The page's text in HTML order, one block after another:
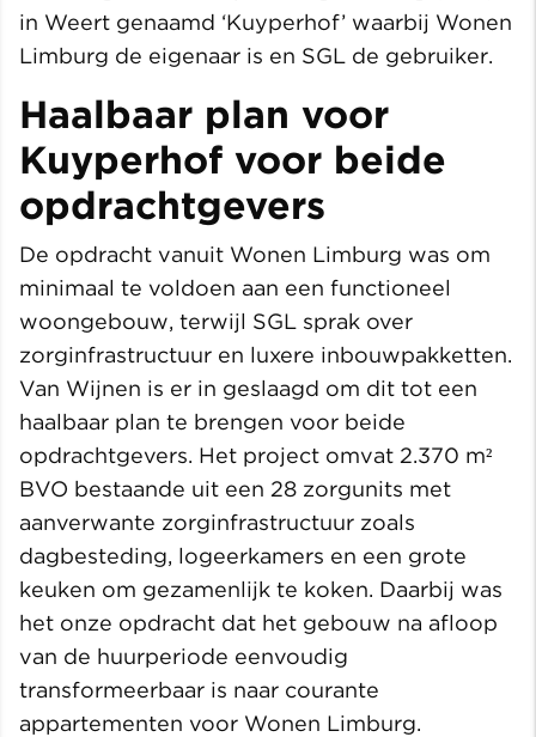
in Weert genaamd ‘Kuyperhof’ waarbij Wonen
Limburg de eigenaar is en SGL de gebruiker.
Haalbaar plan voor
Kuyperhof voor beide
opdrachtgevers
De opdracht vanuit Wonen Limburg was om
minimaal te voldoen aan een functioneel
woongebouw, terwijl SGL sprak over
zorginfrastructuur en luxere inbouwpakketten.
Van Wijnen is er in geslaagd om dit tot een
haalbaar plan te brengen voor beide
opdrachtgevers. Het project omvat 2.370 m²
BVO bestaande uit een 28 zorgunits met
aanverwante zorginfrastructuur zoals
dagbesteding, logeerkamers en een grote
keuken om gezamenlijk te koken. Daarbij was
het onze opdracht dat het gebouw na afloop
van de huurperiode eenvoudig
transformeerbaar is naar courante
appartementen voor Wonen Limburg.